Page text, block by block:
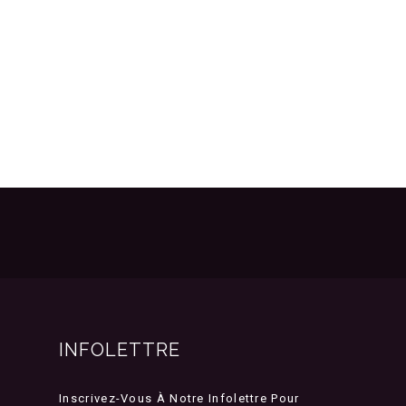
INFOLETTRE
Inscrivez-Vous À Notre Infolettre Pour